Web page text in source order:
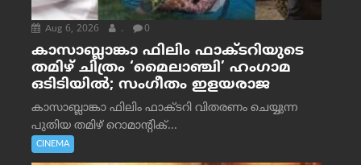
Aug 6, 2026 . 0
കാസാബ്ലാങ്കാ ഫിലിം ഫാക്ടറിയുടെ
തമിഴ് ചിത്രം ‘മൈലാഞ്ചി’ ഹംഗാമ
ഒടിടിയിൽ; സംഗീതം ഇളയരാജ
കാസാബ്ലാങ്കാ ഫിലിം ഫാക്ടറി വിതരണം ചെയ്യുന്ന
പുതിയ തമിഴ് റൊമാന്റിക്...
CINEMA